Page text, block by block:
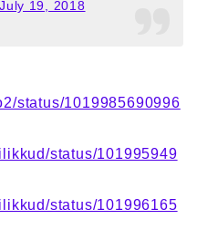
July 19, 2018
status/1019985690996
status/101995949
status/101996165